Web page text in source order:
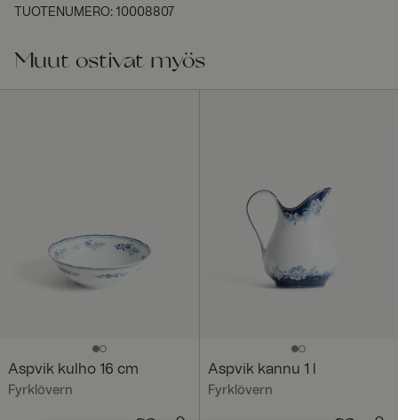
TUOTENUMERO: 10008807
Muut ostivat myös
Aspvik kulho 16 cm
Fyrklövern
Aspvik kannu 1 l
Fyrklövern